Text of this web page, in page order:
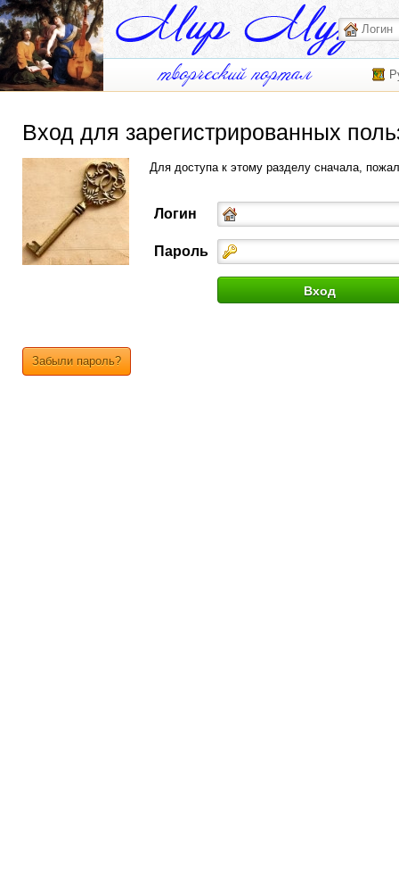
Вход для зарегистрированных
Для доступа к этому разделу сначала,
Логин
Пароль
Забыли пароль?